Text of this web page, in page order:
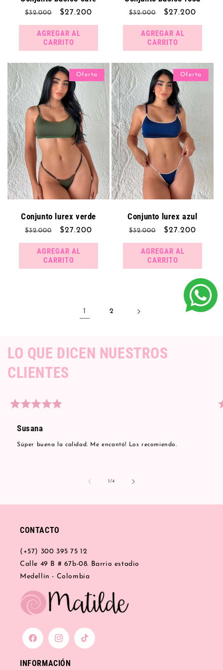
Precio
habitual
$32.000
Precio
de
oferta
$27.200
AGREGAR AL
CARRITO
Precio
habitual
$32.000
Precio
de
oferta
$27.200
AGREGAR AL
CARRITO
Oferta
Conjunto lurex verde
Precio
habitual
$32.000
Precio
de
oferta
$27.200
AGREGAR AL
CARRITO
Oferta
Conjunto lurex azul
Precio
habitual
$32.000
Precio
de
oferta
$27.200
AGREGAR AL
CARRITO
1 2
LO QUE DICEN NUESTROS
CLIENTES
Susana
Súper buena la calidad. Me encantó! Los recomiendo.
1/de
4
CONTACTO
(+57) 300 395 75 12
Calle 49 B # 67b-08. Barrio estadio
Medellín - Colombia
FacebookInstagramTikTok
INFORMACIÓN